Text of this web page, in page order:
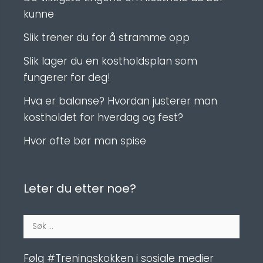
kunne
Slik trener du for å stramme opp
Slik lager du en kostholdsplan som
fungerer for deg!
Hva er balanse? Hvordan justerer man
kostholdet for hverdag og fest?
Hvor ofte bør man spise
Leter du etter noe?
Søk
etter:
Følg #Treningskokken i sosiale medier